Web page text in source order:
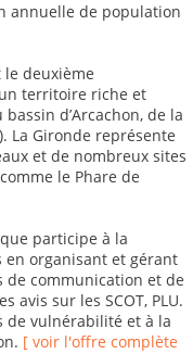
annuelle de population
le deuxième
territoire riche et
d’Arcachon, de la
La Gironde représente
et de nombreux sites
le Phare de
participe à la
organisant et gérant
de communication et de
avis sur les SCOT, PLU.
de vulnérabilité et à la
[ voir l'offre complète